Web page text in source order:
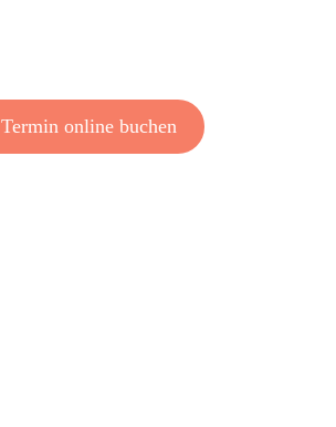
Termin online buchen